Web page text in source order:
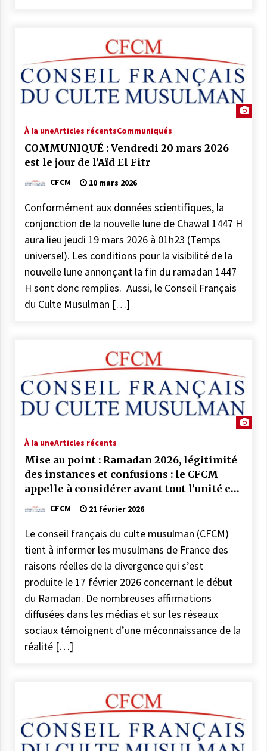
À la uneArticles récentsCommuniqués
COMMUNIQUÉ : Vendredi 20 mars 2026
est le jour de l’Aïd El Fitr
CFCM 10 mars 2026
Conformément aux données scientifiques, la
conjonction de la nouvelle lune de Chawal 1447 H
aura lieu jeudi 19 mars 2026 à 01h23 (Temps
universel). Les conditions pour la visibilité de la
nouvelle lune annonçant la fin du ramadan 1447
H sont donc remplies. Aussi, le Conseil Français
du Culte Musulman […]
À la uneArticles récents
Mise au point : Ramadan 2026, légitimité
des instances et confusions : le CFCM
appelle à considérer avant tout l’unité et
l’intérêt général des musulmans de
CFCM 21 février 2026
Le conseil français du culte musulman (CFCM)
tient à informer les musulmans de France des
raisons réelles de la divergence qui s’est
produite le 17 février 2026 concernant le début
du Ramadan. De nombreuses affirmations
diffusées dans les médias et sur les réseaux
sociaux témoignent d’une méconnaissance de la
réalité […]